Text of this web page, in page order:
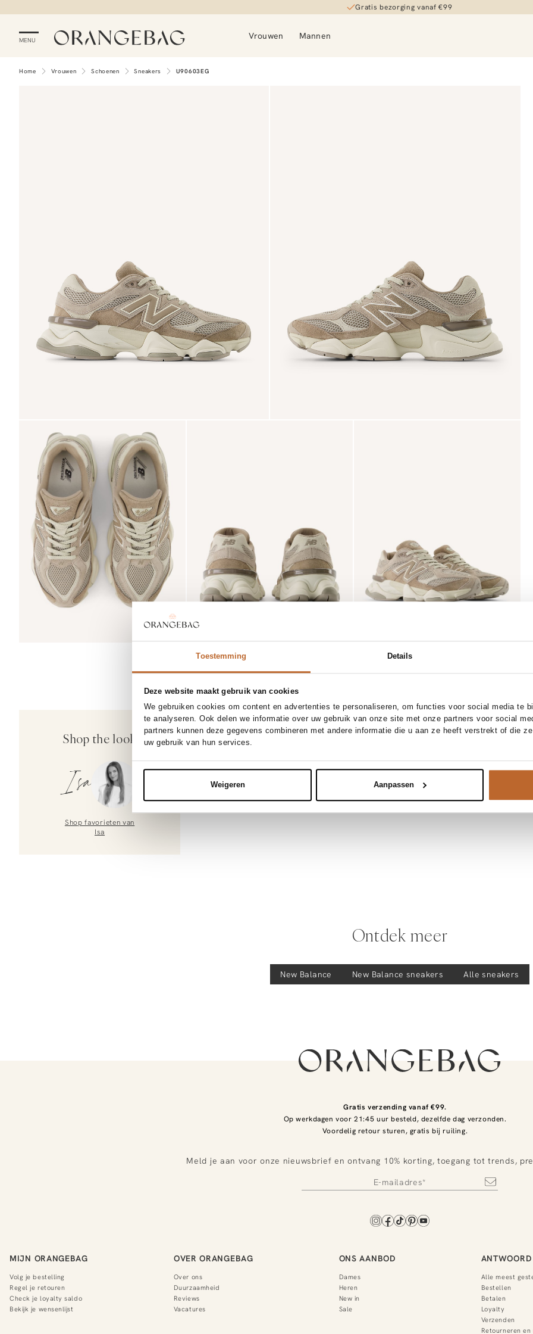
Toestemming Details
Deze website maakt gebruik van cookies
We gebruiken cookies om content en advertenties te personaliseren, om functies voor social media te
te analyseren. Ook delen we informatie over uw gebruik van onze site met onze partners voor social
partners kunnen deze gegevens combineren met andere informatie die u aan ze heeft verstrekt of die
uw gebruik van hun services.
Weigeren Aanpassen
Gratis bezorging vanaf €99
MENU Vrouwen Mannen
Home Vrouwen Schoenen Sneakers U90603EG
Shop the look
Isa
Shop favorieten van
Isa
Ontdek meer
New Balance New Balance sneakers Alle sneakers
Gratis verzending vanaf €99.
Op werkdagen voor 21:45 uur besteld, dezelfde dag verzonden.
Voordelig retour sturen, gratis bij ruiling.
Meld je aan voor onze nieuwsbrief en ontvang 10% korting, toegang tot trends,
MIJN ORANGEBAG
Volg je bestelling
Regel je retouren
Check je loyalty saldo
Bekijk je wensenlijst
OVER ORANGEBAG
Over ons
Duurzaamheid
Reviews
Vacatures
ONS AANBOD
Dames
Heren
New in
Sale
Alle meest
Bestellen
Betalen
Loyalty
Verzenden
Retourneren en